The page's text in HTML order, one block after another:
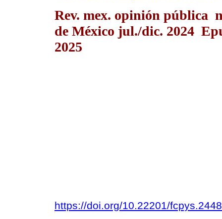
Rev. mex. opinión pública
de México jul./dic. 2024
2025
https://doi.org/10.22201/